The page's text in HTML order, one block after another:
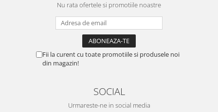
Nu rata ofertele si promotiile noastre
Fii la curent cu toate promotiile si produsele noi
din magazin!
SOCIAL
Urmareste-ne in social media